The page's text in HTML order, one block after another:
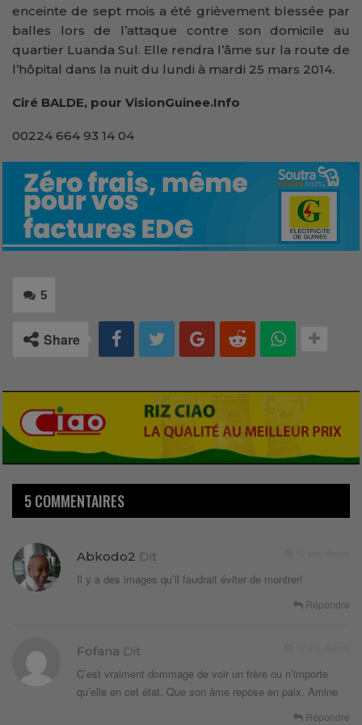
enceinte de sept mois a été grièvement blessée par
balles lors de l’attaque contre son domicile au
quartier Luanda Sul. Elle rendra l’âme sur la route de
l’hôpital dans la nuit du lundi à mardi 25 mars 2014.
Ciré BALDE, pour VisionGuinee.Info
00224 664 93 14 04
5
Share
5 COMMENTAIRES
Abkodo2 Dit
Il y a des images qu’il faudrait éviter de montrer!
Répondre
Fofana Dit
C’est vraiment dommage de voir un frère ou n’importe
qu’elle en cet état. Que son âme repose en paix. Amine
Répondre